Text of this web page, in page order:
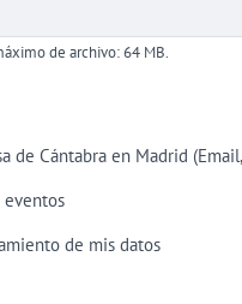
de archivo: 64 MB.
Cántabra en Madrid
de mis datos(Obligatorio)